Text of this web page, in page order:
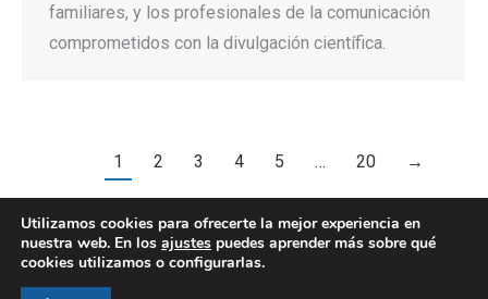
familiares, y los profesionales de la comunicación
comprometidos con la divulgación científica.
1 2 3 4 5 … 20 →
Utilizamos cookies para ofrecerte la mejor experiencia en
nuestra web. En los ajustes puedes aprender más sobre qué
cookies utilizamos o configurarlas.